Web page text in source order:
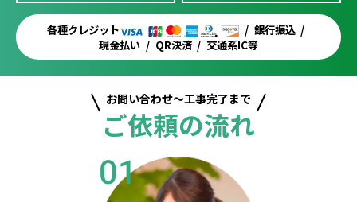
各種クレジット
銀行振込
現金払い
QR決済 交通系IC等
お問い合わせ～工事完了まで
ご依頼の流れ
01